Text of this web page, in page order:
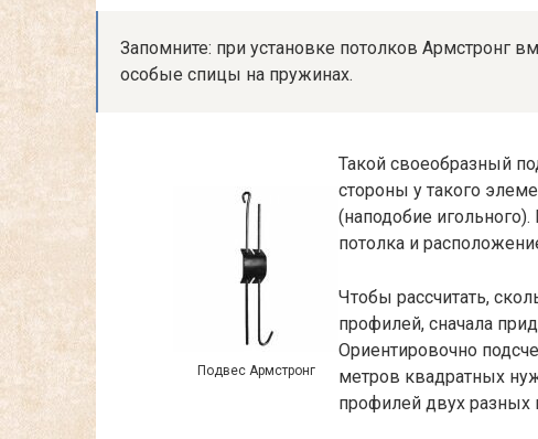
Запомните: при установке потолков Армстронг
особые спицы на пружинах.
Подвес Армстронг
Такой своеобразный
стороны у такого
(наподобие
потолка и
Чтобы рассчитать,
профилей, сначала
Ориентировочно
метров квадратных
профилей двух разных